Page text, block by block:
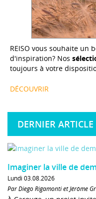
REISO vous souhaite un
d'inspiration? Nos
toujours à votre
DÉCOUVRIR
DERNIER ARTICLE
Imaginer la ville de
Lundi 03.08.2026
Par Diego Rigamonti et Jérôme